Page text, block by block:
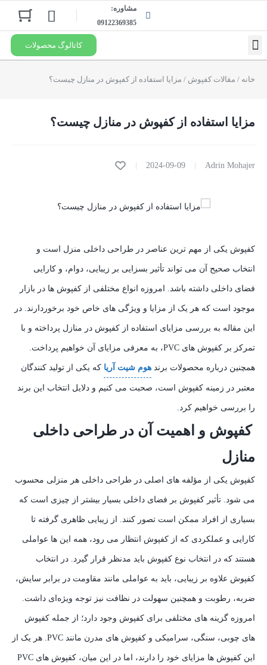
مشاوره:
09122369385
کاتالوگ محصولات
خانه / مقالات کفپوش / مزایا استفاده از کفپوش در منازل چیست؟
مزایا استفاده از کفپوش در منازل چیست؟
Adrin Mohajer
2024-09-09
کفپوش یکی از مهم‌ ترین عناصر در طراحی داخلی منزل است و
انتخاب صحیح آن می‌ تواند تأثیر بسزایی بر زیبایی، دوام، و کارایی
فضای داخلی داشته باشد. امروزه انواع مختلفی از کفپوش‌ ها در بازار
موجود است که هر یک از مزایا و ویژگی‌ های خاص خود برخوردارند. در
این مقاله به بررسی مزایای استفاده از کفپوش در منازل پرداخته و با
تمرکز بر کفپوش‌ های PVC، به معرفی مزایای آن خواهیم پرداخت.
همچنین درباره محصولات برند هوم شیت آریا که یکی از تولید کنندگان
معتبر در زمینه کفپوش است، صحبت می‌ کنیم و دلایل انتخاب این برند
را بررسی خواهیم کرد.
کفپوش و اهمیت آن در طراحی داخلی
منازل
کفپوش یکی از مؤلفه‌ های اصلی در طراحی داخلی هر منزلی محسوب
می‌ شود. تأثیر کفپوش بر فضای داخلی بسیار بیشتر از چیزی است که
بسیاری از افراد ممکن است تصور کنند. از زیبایی ظاهری گرفته تا
کارایی و عملکردی که از کفپوش انتظار می‌ رود، همه این‌ ها عواملی
هستند که در انتخاب نوع کفپوش باید مدنظر قرار گیرد. در انتخاب
کفپوش علاوه بر زیبایی، باید به عواملی مانند مقاومت در برابر سایش،
ضربه، رطوبت و همچنین سهولت در نظافت نیز توجه ویژه‌ای داشت.
امروزه گزینه‌ های مختلفی برای کفپوش وجود دارد؛ از جمله کفپوش‌
های چوبی، سنگی، سرامیکی و کفپوش‌ های مدرن مانند PVC. هر یک از
این کفپوش‌ ها مزایای خود را دارند، اما در این میان، کفپوش‌ های PVC